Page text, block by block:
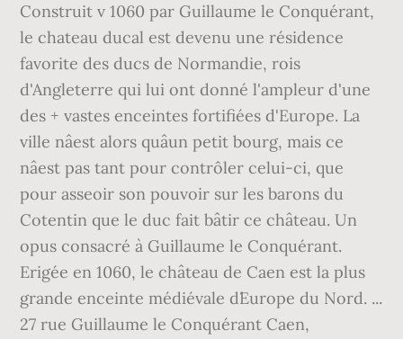
Construit v 1060 par Guillaume le Conquérant,
le chateau ducal est devenu une résidence
favorite des ducs de Normandie, rois
d'Angleterre qui lui ont donné l'ampleur d'une
des + vastes enceintes fortifiées d'Europe. La
ville nâest alors quâun petit bourg, mais ce
nâest pas tant pour contrôler celui-ci, que
pour asseoir son pouvoir sur les barons du
Cotentin que le duc fait bâtir ce château. Un
opus consacré à Guillaume le Conquérant.
Erigée en 1060, le château de Caen est la plus
grande enceinte médiévale d´Europe du Nord. ...
27 rue Guillaume le Conquérant Caen,